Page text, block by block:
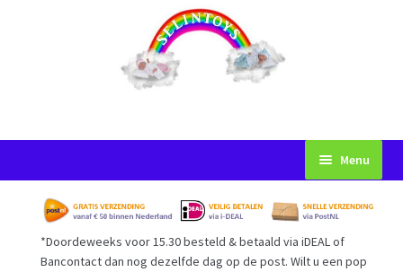
naar
navigatie
inhoud
Menu
Startpagina
Voorwaarden
*Doordeweeks voor 15.30 besteld & betaald via iDEAL of
Bancontact dan nog dezelfde dag op de post. Wilt u een pop